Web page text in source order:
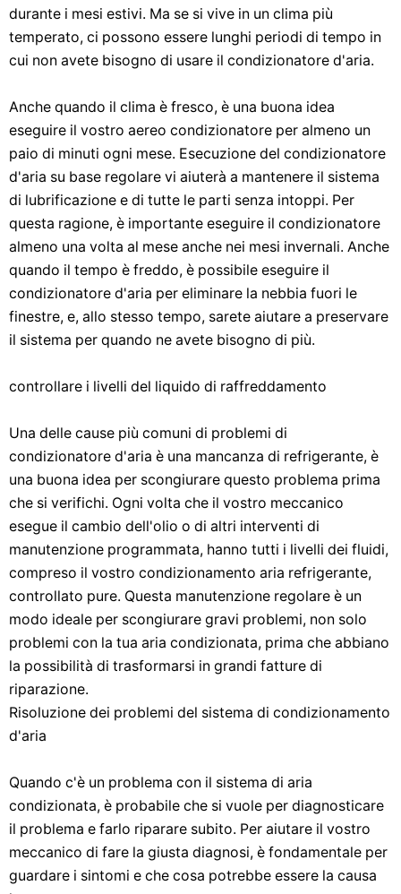
durante i mesi estivi. Ma se si vive in un clima più
temperato, ci possono essere lunghi periodi di tempo in
cui non avete bisogno di usare il condizionatore d'aria.
Anche quando il clima è fresco, è una buona idea
eseguire il vostro aereo condizionatore per almeno un
paio di minuti ogni mese. Esecuzione del condizionatore
d'aria su base regolare vi aiuterà a mantenere il sistema
di lubrificazione e di tutte le parti senza intoppi. Per
questa ragione, è importante eseguire il condizionatore
almeno una volta al mese anche nei mesi invernali. Anche
quando il tempo è freddo, è possibile eseguire il
condizionatore d'aria per eliminare la nebbia fuori le
finestre, e, allo stesso tempo, sarete aiutare a preservare
il sistema per quando ne avete bisogno di più.
controllare i livelli del liquido di raffreddamento
Una delle cause più comuni di problemi di
condizionatore d'aria è una mancanza di refrigerante, è
una buona idea per scongiurare questo problema prima
che si verifichi. Ogni volta che il vostro meccanico
esegue il cambio dell'olio o di altri interventi di
manutenzione programmata, hanno tutti i livelli dei fluidi,
compreso il vostro condizionamento aria refrigerante,
controllato pure. Questa manutenzione regolare è un
modo ideale per scongiurare gravi problemi, non solo
problemi con la tua aria condizionata, prima che abbiano
la possibilità di trasformarsi in grandi fatture di
riparazione.
Risoluzione dei problemi del sistema di condizionamento
d'aria
Quando c'è un problema con il sistema di aria
condizionata, è probabile che si vuole per diagnosticare
il problema e farlo riparare subito. Per aiutare il vostro
meccanico di fare la giusta diagnosi, è fondamentale per
guardare i sintomi e che cosa potrebbe essere la causa